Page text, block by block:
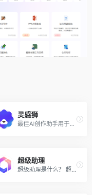
灵感狮
最佳AI创作助手用于创建SEO优化的内容
超级助理
超级助理是什么？ 超级助理是...